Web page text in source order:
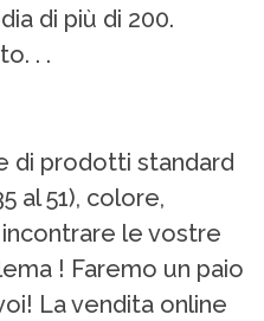
di più di 200.
. .
di prodotti standard
al 51), colore,
le vostre
! Faremo un paio
La vendita online